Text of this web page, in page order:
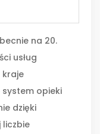
na 20.
usług
kraje
system opieki
dzięki
liczbie